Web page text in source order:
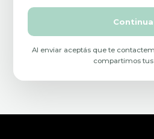
Al enviar aceptás que te
compartimos tus